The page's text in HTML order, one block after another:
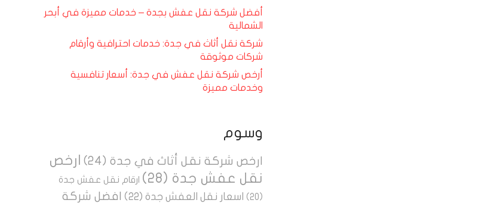
أفضل شركة نقل عفش بجدة – خدمات مميزة في أبحر
الشمالية
شركة نقل أثاث في جدة: خدمات احترافية وأرقام
شركات موثوقة
أرخص شركة نقل عفش في جدة: أسعار تنافسية
وخدمات مميزة
وسوم
ارخص شركة نقل أثاث في جدة(24)
ارخص
نقل عفش جدة (28)
ارقام نقل عفش جدة
(20)
اسعار نقل العفش جدة(22)
افضل شركة